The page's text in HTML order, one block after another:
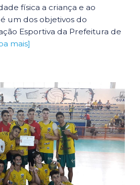
física a criança e ao
um dos objetivos do
Esportiva da Prefeitura de
mais]